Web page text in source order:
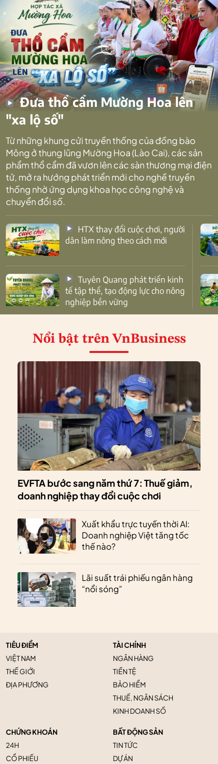
Đưa thổ cẩm Mường Hoa lên
"xa lộ số"
Từ những khung cửi truyền thống của đồng bào
Mông ở thung lũng Mường Hoa (Lào Cai), các sản
phẩm thổ cẩm đã vươn lên các sàn thương mại điện
tử, mở ra hướng phát triển mới cho nghề truyền
thống nhờ ứng dụng khoa học công nghệ và
chuyển đổi số.
dân làm nông theo cách mới
tế tập thể, tạo động lực cho nông
nghiệp bền vững
Nổi bật trên VnBusiness
EVFTA bước sang năm thứ 7: Thuế giảm,
doanh nghiệp thay đổi cuộc chơi
Xuất khẩu trực tuyến thời AI:
Doanh nghiệp Việt tăng tốc
thế nào?
Lãi suất trái phiếu ngân hàng
“nổi sóng”
TIÊU ĐIỂM
VIỆT NAM
THẾ GIỚI
ĐỊA PHƯƠNG
TÀI CHÍNH
NGÂN HÀNG
TIỀN TỆ
BẢO HIỂM
THUẾ, NGÂN SÁCH
KINH DOANH SỐ
CHỨNG KHOÁN
24H
CỔ PHIẾU
BẤT ĐỘNG SẢN
TIN TỨC
DỰ ÁN